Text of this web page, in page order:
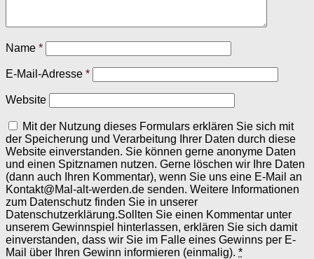
Name *
E-Mail-Adresse *
Website
Mit der Nutzung dieses Formulars erklären Sie sich mit
der Speicherung und Verarbeitung Ihrer Daten durch diese
Website einverstanden. Sie können gerne anonyme Daten
und einen Spitznamen nutzen. Gerne löschen wir Ihre Daten
(dann auch Ihren Kommentar), wenn Sie uns eine E-Mail an
Kontakt@Mal-alt-werden.de senden. Weitere Informationen
zum Datenschutz finden Sie in unserer
Datenschutzerklärung.Sollten Sie einen Kommentar unter
unserem Gewinnspiel hinterlassen, erklären Sie sich damit
einverstanden, dass wir Sie im Falle eines Gewinns per E-
Mail über Ihren Gewinn informieren (einmalig). *